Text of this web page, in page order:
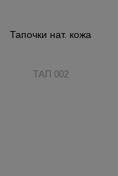
Тапочки нат. кожа
ТАП 002